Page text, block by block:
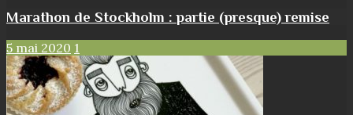
Marathon de Stockholm : partie (presque) remise
5 mai 2020 1